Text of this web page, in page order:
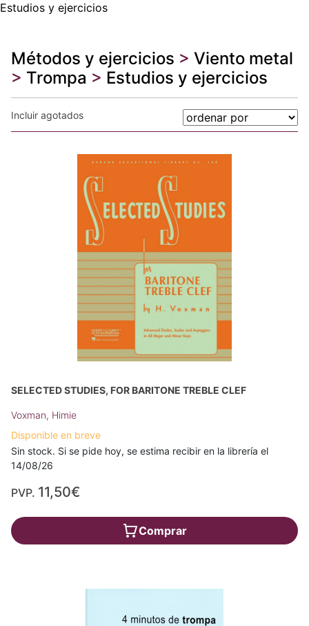
Estudios y ejercicios
Métodos y ejercicios > Viento metal
> Trompa > Estudios y ejercicios
Incluir agotados
SELECTED STUDIES, FOR BARITONE TREBLE CLEF
Voxman, Himie
Disponible en breve
Sin stock. Si se pide hoy, se estima recibir en la librería el
14/08/26
PVP. 11,50€
Comprar